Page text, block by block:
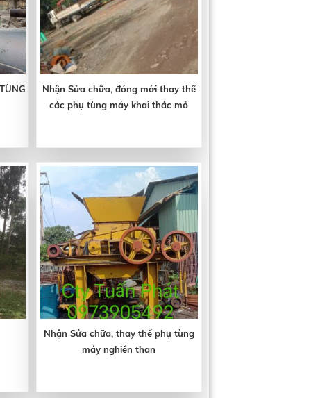
Nhận Sửa chữa, đóng mới thay thế
các phụ tùng máy khai thác mỏ
Nhận Sửa chữa, thay thế phụ tùng
máy nghiền than